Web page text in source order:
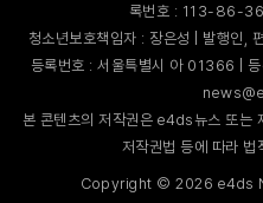
록번호 : 113-86-
청소년보호책임자 : 장은성 | 발행
등록번호 : 서울특별시 아 01366 |
본 콘텐츠의 저작권은 e4ds뉴스 또는
저작권법 등에 따라 법
Copyright ©2026 e4ds